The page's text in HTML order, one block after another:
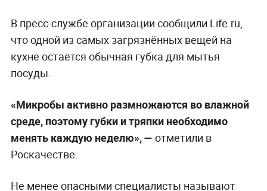
В пресс-службе организации сообщили Life.ru,
что одной из самых загрязнённых вещей на
кухне остаётся обычная губка для мытья
посуды.
«Микробы активно размножаются во влажной
среде, поэтому губки и тряпки необходимо
менять каждую неделю», — отметили в
Роскачестве.
Не менее опасными специалисты называют